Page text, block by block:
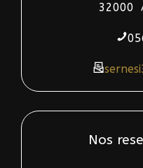
32000
Nos